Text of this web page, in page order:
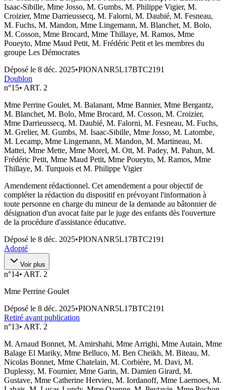
Isaac-Sibille, Mme Josso, M. Gumbs, M. Philippe Vigier, M.
Croizier, Mme Darrieussecq, M. Falorni, M. Daubié, M. Fesneau,
M. Fuchs, M. Mandon, Mme Lingemann, M. Blanchet, M. Bolo,
M. Cosson, Mme Brocard, Mme Thillaye, M. Ramos, Mme
Poueyto, Mme Maud Petit, M. Frédéric Petit et les membres du
groupe Les Démocrates
Déposé le 8 déc. 2025•PIONANR5L17BTC2191
Doublon
n°15• ART. 2
Mme Perrine Goulet, M. Balanant, Mme Bannier, Mme Bergantz,
M. Blanchet, M. Bolo, Mme Brocard, M. Cosson, M. Croizier,
Mme Darrieussecq, M. Daubié, M. Falorni, M. Fesneau, M. Fuchs,
M. Grelier, M. Gumbs, M. Isaac-Sibille, Mme Josso, M. Latombe,
M. Lecamp, Mme Lingemann, M. Mandon, M. Martineau, M.
Mattei, Mme Mette, Mme Morel, M. Ott, M. Padey, M. Pahun, M.
Frédéric Petit, Mme Maud Petit, Mme Poueyto, M. Ramos, Mme
Thillaye, M. Turquois et M. Philippe Vigier
Amendement rédactionnel. Cet amendement a pour objectif de
compléter la rédaction du dispositif en prévoyant l'information à
toute personne en charge du mineur de la demande au bâtonnier de
désignation d'un avocat faite par le juge des enfants dès l'ouverture
de la procédure d'assistance éducative.
Déposé le 8 déc. 2025•PIONANR5L17BTC2191
Adopté
Voir plus
n°14• ART. 2
Mme Perrine Goulet
Déposé le 8 déc. 2025•PIONANR5L17BTC2191
Retiré avant publication
n°13• ART. 2
M. Arnaud Bonnet, M. Amirshahi, Mme Arrighi, Mme Autain, Mme
Balage El Mariky, Mme Belluco, M. Ben Cheikh, M. Biteau, M.
Nicolas Bonnet, Mme Chatelain, M. Corbière, M. Davi, M.
Duplessy, M. Fournier, Mme Garin, M. Damien Girard, M.
Gustave, Mme Catherine Hervieu, M. Iordanoff, Mme Laernoes, M.